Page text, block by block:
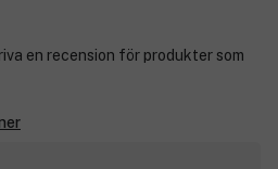
en recension för produkter som